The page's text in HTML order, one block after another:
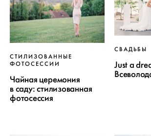
СТИЛИЗОВАННЫЕ
ФОТОСЕССИИ
Чайная церемония
в саду: стилизованная
фотосессия
СВАДЬБЫ
Just a